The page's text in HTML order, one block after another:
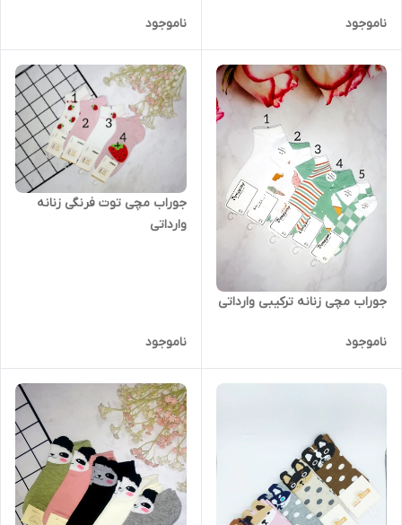
ناموجود ناموجود
جوراب مچی زنانه ترکیبی وارداتی
ناموجود
جوراب مچی توت فرنگی زنانه
وارداتی
ناموجود